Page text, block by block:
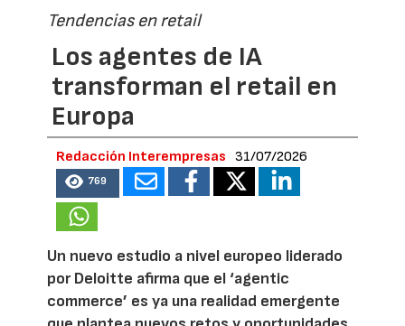
Tendencias en retail
Los agentes de IA
transforman el retail en
Europa
Redacción Interempresas 31/07/2026
769
Un nuevo estudio a nivel europeo liderado
por Deloitte afirma que el ‘agentic
commerce’ es ya una realidad emergente